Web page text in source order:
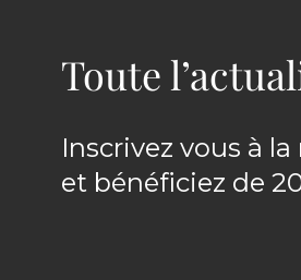
Toute
Inscrivez vous à
et bénéficiez de